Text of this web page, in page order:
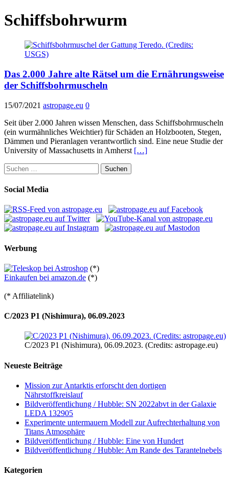
Schiffsbohrwurm
Das 2.000 Jahre alte Rätsel um die Ernährungsweise
der Schiffsbohrmuscheln
15/07/2021 astropage.eu 0
Seit über 2.000 Jahren wissen Menschen, dass Schiffsbohrmuscheln
(ein wurmähnliches Weichtier) für Schäden an Holzbooten, Stegen,
Dämmen und Pieranlagen verantwortlich sind. Eine neue Studie der
University of Massachusetts in Amherst […]
Suchen
nach:
Social Media
Werbung
(*)
Einkaufen bei amazon.de (*)
(* Affiliatelink)
C/2023 P1 (Nishimura), 06.09.2023
C/2023 P1 (Nishimura), 06.09.2023. (Credits: astropage.eu)
Neueste Beiträge
Mission zur Antarktis erforscht den dortigen
Nährstoffkreislauf
Bildveröffentlichung / Hubble: SN 2022abvt in der Galaxie
LEDA 132905
Experimente untermauern Modell zur Aufrechterhaltung von
Titans Atmosphäre
Bildveröffentlichung / Hubble: Eine von Hundert
Bildveröffentlichung / Hubble: Am Rande des Tarantelnebels
Kategorien